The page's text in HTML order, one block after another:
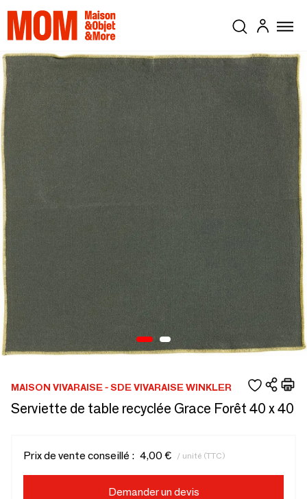
MAISON VIVARAISE - SDE VIVARAISE WINKLER
Serviette de table recyclée Grace Forêt 40 x 40
Prix de vente conseillé : 4,00 € / unité (TTC)
Demander un devis